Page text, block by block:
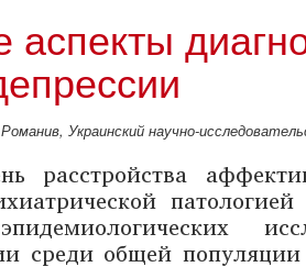
Украинский научно-
расстройства
среди общей